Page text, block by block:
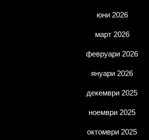
юни 2026
март 2026
февруари 2026
януари 2026
декември 2025
ноември 2025
октомври 2025